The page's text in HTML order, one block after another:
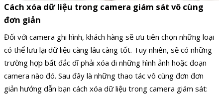
Cách xóa dữ liệu trong camera giám sát vô cùng
đơn giản
Đối với camera ghi hình, khách hàng sẽ ưu tiên chọn những loại
có thể lưu lại dữ liệu càng lâu càng tốt. Tuy nhiên, sẽ có những
trường hợp bất đắc dĩ phải xóa đi những hình ảnh hoặc đoạn
camera nào đó. Sau đây là những thao tác vô cùng đơn đơn
giản hướng dẫn bạn cách xóa dữ liệu trong camera giám sát: